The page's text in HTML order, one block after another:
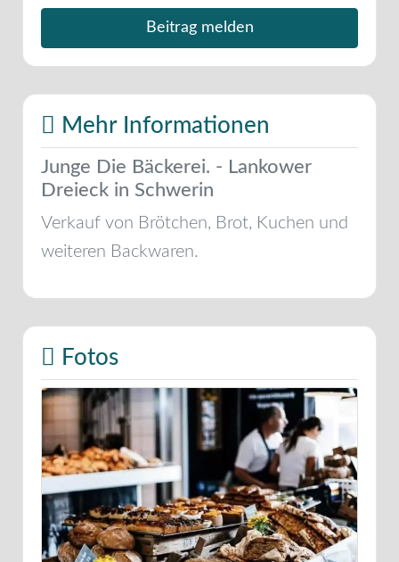
Beitrag melden
Mehr Informationen
Junge Die Bäckerei. - Lankower
Dreieck in Schwerin
Verkauf von Brötchen, Brot, Kuchen und
weiteren Backwaren.
Fotos